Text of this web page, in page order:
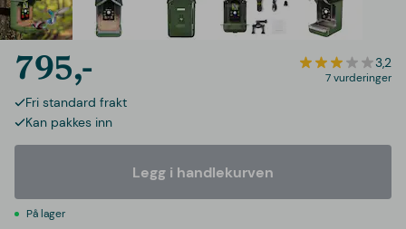
795,- 3,2
7 vurderinger
Fri standard frakt
Kan pakkes inn
Legg i handlekurven
På lager